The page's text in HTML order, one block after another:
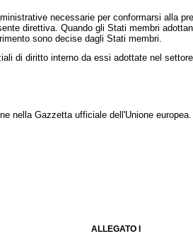
necessarie per conformarsi alla
direttiva. Quando gli Stati membri
sono decise dagli Stati membri.
di diritto interno da essi adottate nel
nella Gazzetta ufficiale dell'Unione europea.
ALLEGATO I